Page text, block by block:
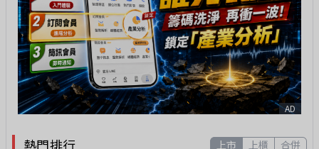
AD
熱門排行 上市 上櫃 合併